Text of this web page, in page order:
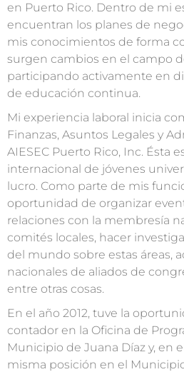
en Puerto Rico. Dentro de mi
encuentran los planes de
mis conocimientos de forma
surgen cambios en el campo
participando activamente en
de educación continua.
Mi experiencia laboral inicia
Finanzas, Asuntos Legales y
AIESEC Puerto Rico, Inc. Ésta
internacional de jóvenes
lucro. Como parte de mis
oportunidad de organizar
relaciones con la membresía
comités locales, hacer
del mundo sobre estas áreas,
nacionales de aliados de
entre otras cosas.
En el año 2012, tuve la
contador en la Oficina de
Municipio de Juana Díaz y, en
misma posición en el